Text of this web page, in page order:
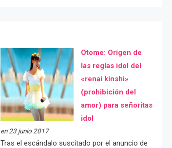
Otome: Orígen de
las reglas idol del
«renai kinshi»
(prohibición del
amor) para señoritas
idol
en 23 junio 2017
Tras el escándalo suscitado por el anuncio de